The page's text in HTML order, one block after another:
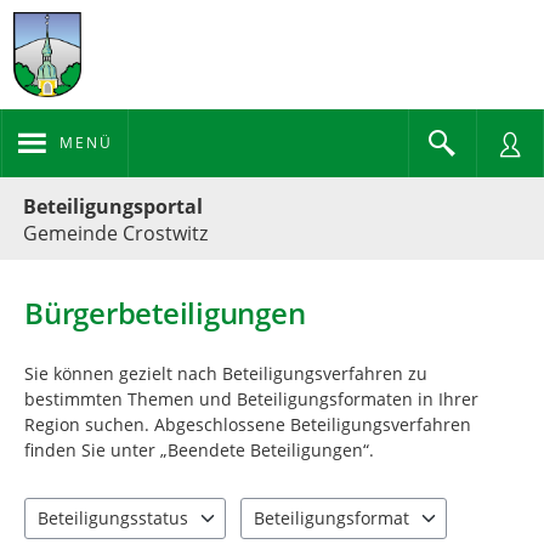
MENÜ
Beteiligungsportal
Gemeinde Crostwitz
Bürgerbeteiligungen
Sie können gezielt nach Beteiligungsverfahren zu
bestimmten Themen und Beteiligungsformaten in Ihrer
Region suchen. Abgeschlossene Beteiligungsverfahren
finden Sie unter „Beendete Beteiligungen“.
Beteiligungsstatus
Beteiligungsformat